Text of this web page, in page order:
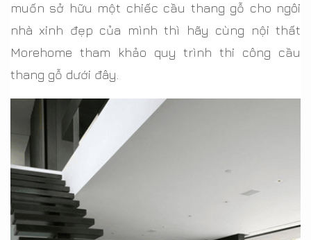
muốn sở hữu một chiếc cầu thang gỗ cho ngôi
nhà xinh đẹp của mình thì hãy cùng nội thất
Morehome tham khảo quy trình thi công cầu
thang gỗ dưới đây.